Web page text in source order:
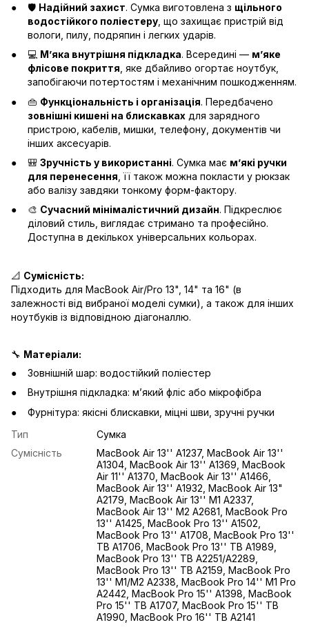
🛡️ Надійний захист. Сумка виготовлена з щільного
водостійкого поліестеру , що захищає пристрій від
вологи, пилу, подряпин і легких ударів.
💻 М’яка внутрішня підкладка. Всередині — м’яке
флісове покриття , яке дбайливо огортає ноутбук,
запобігаючи потертостям і механічним пошкодженням.
👜 Функціональність і організація. Передбачено
зовнішні кишені на блискавках для зарядного
пристрою, кабелів, мишки, телефону, документів чи
інших аксесуарів.
🎒 Зручність у використанні. Сумка має м’які ручки
для перенесення , її також можна покласти у рюкзак
або валізу завдяки тонкому форм-фактору.
🎨 Сучасний мінімалістичний дизайн. Підкреслює
діловий стиль, виглядає стримано та професійно.
Доступна в декількох універсальних кольорах.
📐 Сумісність:
Підходить для MacBook Air/Pro 13", 14" та 16" (в
залежності від вибраної моделі сумки), а також для інших
ноутбуків із відповідною діагоналлю.
🔧 Матеріали:
Зовнішній шар: водостійкий поліестер
Внутрішня підкладка: м’який фліс або мікрофібра
Фурнітура: якісні блискавки, міцні шви, зручні ручки
Тип
Сумка
Сумісність
MacBook Air 13'' A1237, MacBook Air 13''
A1304, MacBook Air 13'' A1369, MacBook
Air 11'' A1370, MacBook Air 13'' A1466,
MacBook Air 13'' A1932, MacBook Air 13"
A2179, MacBook Air 13'' M1 A2337,
MacBook Air 13'' M2 A2681, MacBook Pro
13'' A1425, MacBook Pro 13'' A1502,
MacBook Pro 13'' A1708, MacBook Pro 13''
TB A1706, MacBook Pro 13'' TB A1989,
MacBook Pro 13'' TB A2251/A2289,
MacBook Pro 13'' TB A2159, MacBook Pro
13'' M1/M2 A2338, MacBook Pro 14'' M1 Pro
A2442, MacBook Pro 15'' A1398, MacBook
Pro 15'' TB A1707, MacBook Pro 15'' TB
A1990, MacBook Pro 16'' TB A2141